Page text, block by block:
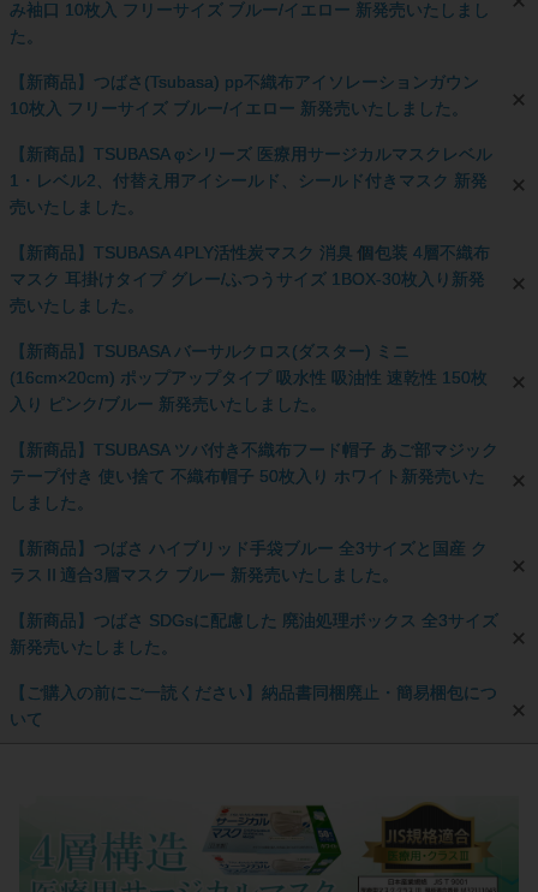
み袖口 10枚入 フリーサイズ ブルー/イエロー 新発売いたしまし
た。
【新商品】つばさ(Tsubasa) pp不織布アイソレーションガウン
10枚入 フリーサイズ ブルー/イエロー 新発売いたしました。
【新商品】TSUBASA φシリーズ 医療用サージカルマスクレベル
1・レベル2、付替え用アイシールド、シールド付きマスク 新発
売いたしました。
【新商品】TSUBASA 4PLY活性炭マスク 消臭 個包装 4層不織布
マスク 耳掛けタイプ グレー/ふつうサイズ 1BOX-30枚入り新発
売いたしました。
【新商品】TSUBASA バーサルクロス(ダスター) ミニ
(16cm×20cm) ポップアップタイプ 吸水性 吸油性 速乾性 150枚
入り ピンク/ブルー 新発売いたしました。
【新商品】TSUBASA ツバ付き不織布フード帽子 あご部マジック
テープ付き 使い捨て 不織布帽子 50枚入り ホワイト新発売いた
しました。
【新商品】つばさ ハイブリッド手袋ブルー 全3サイズと国産 ク
ラスⅡ適合3層マスク ブルー 新発売いたしました。
【新商品】つばさ SDGsに配慮した 廃油処理ボックス 全3サイズ
新発売いたしました。
【ご購入の前にご一読ください】納品書同梱廃止・簡易梱包につ
いて